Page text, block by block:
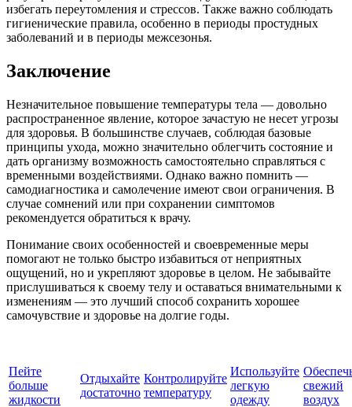
избегать переутомления и стрессов. Также важно соблюдать
гигиенические правила, особенно в периоды простудных
заболеваний и в периоды межсезонья.
Заключение
Незначительное повышение температуры тела — довольно
распространенное явление, которое зачастую не несет угрозы
для здоровья. В большинстве случаев, соблюдая базовые
принципы ухода, можно значительно облегчить состояние и
дать организму возможность самостоятельно справляться с
временными воздействиями. Однако важно помнить —
самодиагностика и самолечение имеют свои ограничения. В
случае сомнений или при сохранении симптомов
рекомендуется обратиться к врачу.
Понимание своих особенностей и своевременные меры
помогают не только быстро избавиться от неприятных
ощущений, но и укрепляют здоровье в целом. Не забывайте
прислушиваться к своему телу и оставаться внимательными к
изменениям — это лучший способ сохранить хорошее
самочувствие и здоровье на долгие годы.
Пейте
больше
жидкости
Отдыхайте
достаточно
Контролируйте
температуру
Используйте
легкую
одежду
свежий
воздух